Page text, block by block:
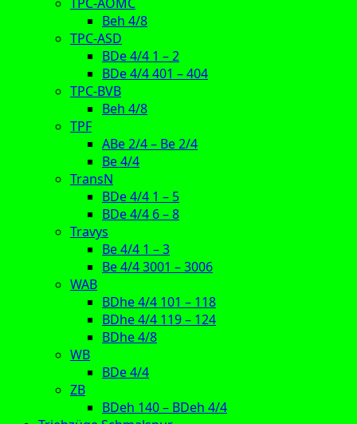
Beh 4/8
TPC-ASD
BDe 4/4 1 – 2
BDe 4/4 401 – 404
TPC-BVB
Beh 4/8
TPF
ABe 2/4 – Be 2/4
Be 4/4
TransN
BDe 4/4 1 – 5
BDe 4/4 6 – 8
Travys
Be 4/4 1 – 3
Be 4/4 3001 – 3006
WAB
BDhe 4/4 101 – 118
BDhe 4/4 119 – 124
BDhe 4/8
WB
BDe 4/4
ZB
BDeh 140 – BDeh 4/4